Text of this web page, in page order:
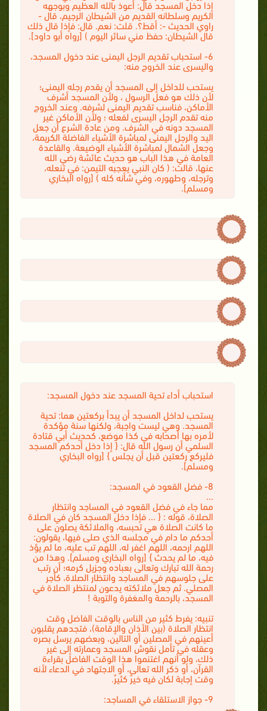
إذا دخل المسجد قال: أعوذ بالله العظيم وبوجهه
الكريم وسلطانه القديم من الشيطان الرجيم، قال -
راوي الحديث -: أقط؟. قلت: نعم. قال: فإذا قال ذلك
قال الشيطان: حفظ مني سائر اليوم ) [رواه أبو داود].
6- استحباب تقديم الرجل اليمنى عند دخول المسجد،
واليسرى عند الخروج منه:
يستحب للداخل إلى المسجد أن يقدم رجله اليمنى؛
لأن ذلك هو فعل الرسول ، ولأن المسجد أشرف
الأماكن، فناسب تقديم اليمنى لشرفه. وعند الخروج
منه تقدم الرجل اليسرى لفعله ؛ ولأن الأماكن غير
المسجد دونه في الشرف. ومن عادة الشرع أن جعل
اليد والرجل اليمنى لمباشرة الأشياء الفاضلة الكريمة،
وجعل الشمال لمباشرة الأشياء الوضيعة. والقاعدة
العامة في هذا الباب هو حديث عائشة رضي الله
عنها، قالت: ( كان النبي يعجبه التيمن: في تنعله،
وترجله، وطهوره، وفي شأنه كله ) [رواه البخاري
ومسلم].
استحباب أداء تحية المسجد عند دخول المسجد:
يستحب لداخل المسجد أن يبدأ بركعتين هما: تحية
المسجد. وهي ليست واجبة، ولكنها سنة مؤكدة
لأمره بها أصحابه في كذا موضع، كحديث أبي قتادة
السلمي أن رسول الله قال: { إذا دخل أحدكم المسجد
فليركع ركعتين قبل أن يجلس } [رواه البخاري
ومسلم].
8- فضل القعود في المسجد:
...
مما جاء في فضل القعود في المساجد وانتظار
الصلاة، قوله : { ... فإذا دخل المسجد كان في الصلاة
ما كانت الصلاة هي تحبسه، والملائكة يصلون على
أحدكم ما دام في مجلسه الذي صلى فيها، يقولون:
اللهم ارحمه، اللهم اغفر له، اللهم تب عليه، ما لم يؤذ
فيه، ما لم يحدث } [رواه البخاري ومسلم]. وهذا من
رحمة الله تبارك وتعالى بعباده وجزيل كرمه؛ أن رتب
على جلوسهم في المساجد وانتظار الصلاة، كأجر
المصلي. ثم جعل ملائكته يدعون لمنتظر الصلاة في
المسجد، بالرحمة والمغفرة والتوبة !
تنبيه: يفرط كثير من الناس بالوقت الفاضل وقت
انتظار الصلاة (بين الأذان والإقامة)، فتجدهم يقلبون
أعينهم في المصلين أو التالين، وبعضهم يرسل بصره
وعقله في تأمل نقوش المسجد وعمارته إلى غير
ذلك، ولو أنهم اغتنموا هذا الوقت الفاضل بقراءة
القرآن، أو ذكر الله تعالى، أو الاجتهاد في الدعاء لأنه
وقت إجابة لكان فيه خيرٌ كثيرٌ.
9- جواز الاستلقاء في المساجد: